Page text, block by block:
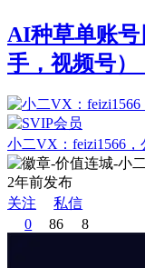
AI种草单账号
手，视频号）
小二VX：feizi1566
2年前发布
关注
私信
0
86 8